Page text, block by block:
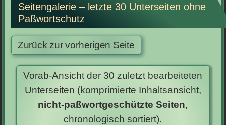
Seitengalerie – letzte 30 Unterseiten ohne
Paßwortschutz
Vorab-Ansicht der 30 zuletzt bearbeiteten
Unterseiten (komprimierte Inhaltsansicht,
nicht-paßwortgeschützte Seiten,
chronologisch sortiert).